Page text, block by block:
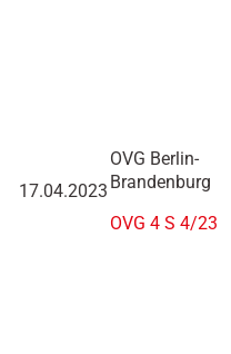
17.04.2023
OVG Berlin-
Brandenburg
OVG 4 S 4/23